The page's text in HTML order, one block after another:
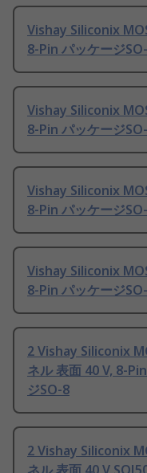
Vishay Siliconix
8-Pin パッケージ
Vishay Siliconix
8-Pin パッケージ
Vishay Siliconix
8-Pin パッケージ
Vishay Siliconix
8-Pin パッケージ
2 Vishay Siliconix
ネル 表面 40 V, 8-
ジSO-8
2 Vishay Siliconix